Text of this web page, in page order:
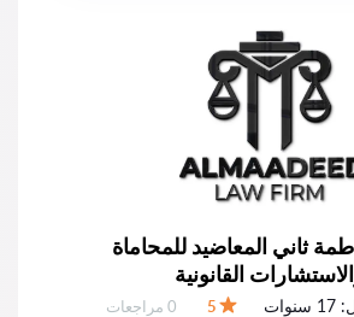
ثاني المعاضيد للمحاماة
القانونية
17 سنوات 5 عدد المراجعات:
0 مراجعات